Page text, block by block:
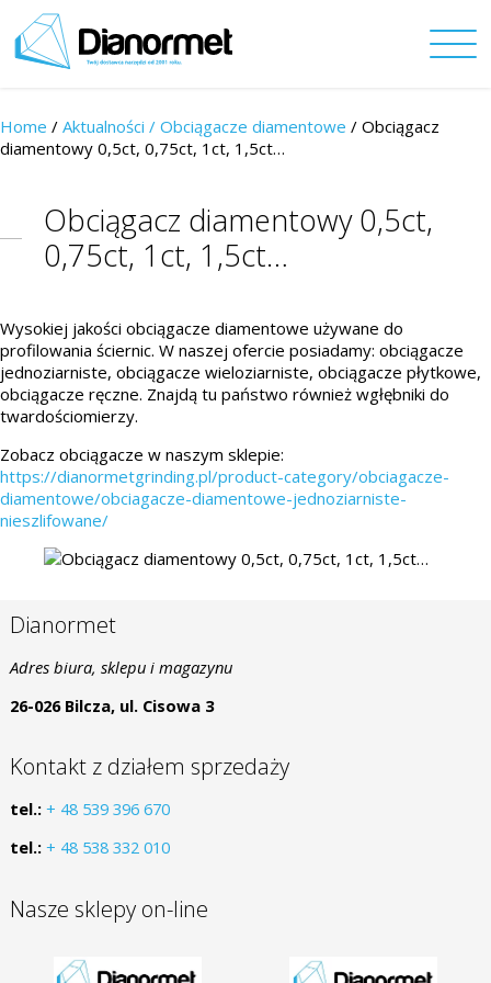
Home / Aktualności / Obciągacze diamentowe / Obciągacz
diamentowy 0,5ct, 0,75ct, 1ct, 1,5ct…
Obciągacz diamentowy 0,5ct,
0,75ct, 1ct, 1,5ct…
Wysokiej jakości obciągacze diamentowe używane do
profilowania ściernic. W naszej ofercie posiadamy: obciągacze
jednoziarniste, obciągacze wieloziarniste, obciągacze płytkowe,
obciągacze ręczne. Znajdą tu państwo również wgłębniki do
twardościomierzy.
Zobacz obciągacze w naszym sklepie:
https://dianormetgrinding.pl/product-category/obciagacze-
diamentowe/obciagacze-diamentowe-jednoziarniste-
nieszlifowane/
Dianormet
Adres biura, sklepu i magazynu
26-026 Bilcza, ul. Cisowa 3
Kontakt z działem sprzedaży
tel.: + 48 539 396 670
tel.: + 48 538 332 010
Nasze sklepy on-line